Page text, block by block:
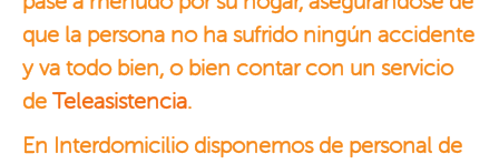
que la persona no ha sufrido ningún accidente
y va todo bien, o bien contar con un servicio
de Teleasistencia.
En Interdomicilio disponemos de personal de